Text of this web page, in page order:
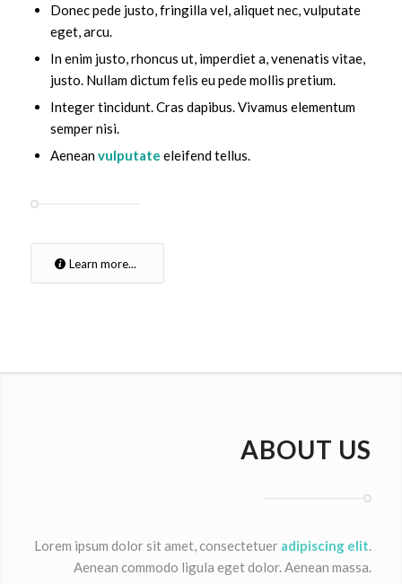
Donec pede justo, fringilla vel, aliquet nec, vulputate
eget, arcu.
In enim justo, rhoncus ut, imperdiet a, venenatis vitae,
justo. Nullam dictum felis eu pede mollis pretium.
Integer tincidunt. Cras dapibus. Vivamus elementum
semper nisi.
Aeneanvulputate eleifend tellus.
Learn more...
ABOUT US
Lorem ipsum dolor sit amet, consectetuer adipiscing elit
Aenean commodo ligula eget dolor. Aenean massa.